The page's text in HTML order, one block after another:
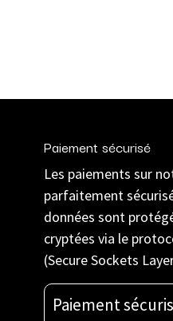
Paiement sécurisé
Les paiements sur
parfaitement
données sont
cryptées via le
(Secure Sockets
Paiement